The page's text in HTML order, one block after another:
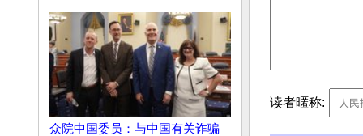
众院中国委员：与中国有关诈骗
读者暱称: